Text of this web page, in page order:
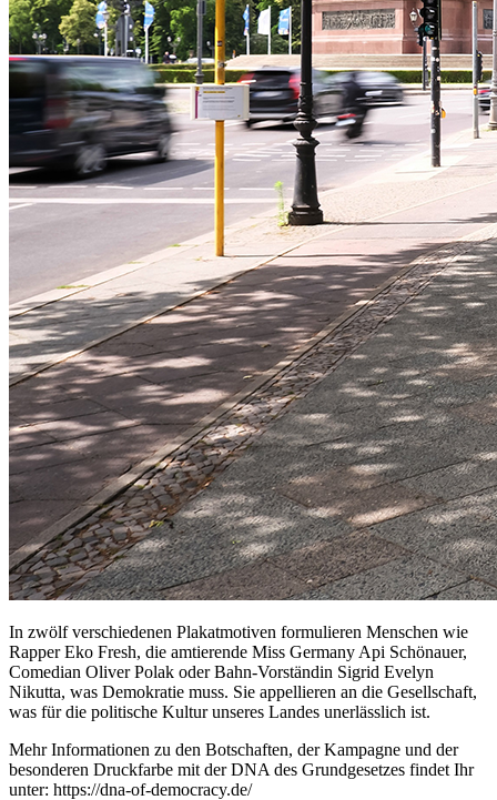
In zwölf verschiedenen Plakatmotiven formulieren Menschen wie
Rapper Eko Fresh, die amtierende Miss Germany Api Schönauer,
Comedian Oliver Polak oder Bahn-Vorständin Sigrid Evelyn
Nikutta, was Demokratie muss. Sie appellieren an die Gesellschaft,
was für die politische Kultur unseres Landes unerlässlich ist.
Mehr Informationen zu den Botschaften, der Kampagne und der
besonderen Druckfarbe mit der DNA des Grundgesetzes findet Ihr
unter: https://dna-of-democracy.de/